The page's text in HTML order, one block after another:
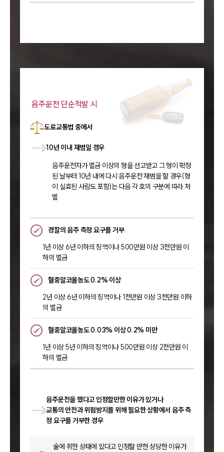
음주운전 단순적발 시
도로교통법 중에서
10년 이내 재범일 경우
음주운전자가 벌금 이상의 형을 선고받고 그 형이 확정
된 날부터 10년 내에 다시 음주운전 재범을 할 경우(형
이 실효된 사람도 포함)는 다음 각 호의 구분에 따라 처
벌
경찰의 음주 측정 요구를 거부
1년 이상 6년 이하의 징역이나 500만원 이상 3천만원 이
하의 벌금
혈중알코올농도 0.2% 이상
2년 이상 6년 이하의 징역이나 1천만원 이상 3천만원 이하
의 벌금
혈중알코올농도 0.03% 이상 0.2% 미만
1년 이상 5년 이하의 징역이나 500만원 이상 2천만원 이
하의 벌금
음주운전을 했다고 인정할만한 이유가 있거나
교통의 안전과 위험방지를 위해 필요한 상황에서 음주 측
정 요구를 거부한 경우
술에 취한 상태에 있다고 인정할 만한 상당한 이유가